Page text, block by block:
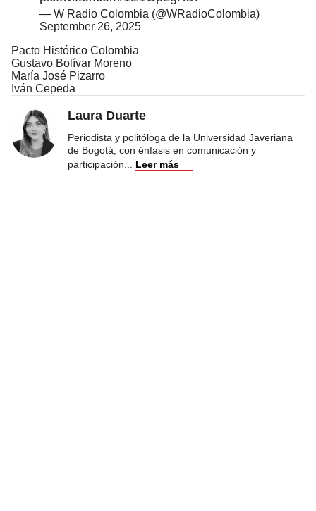
— W Radio Colombia (@WRadioColombia)
September 26, 2025
Pacto Histórico Colombia
Gustavo Bolívar Moreno
María José Pizarro
Iván Cepeda
Laura Duarte
Periodista y politóloga de la Universidad Javeriana
de Bogotá, con énfasis en comunicación y
participación
Leer más